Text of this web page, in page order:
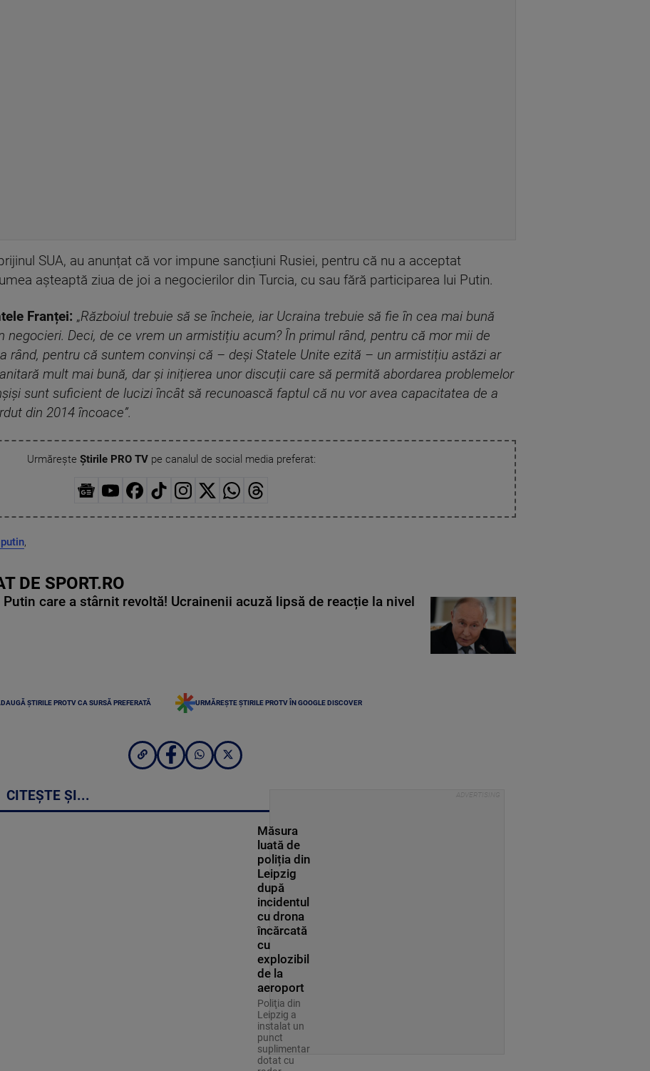
SUA, au anunțat că vor impune sancțiuni Rusiei, pentru că nu a acceptat
așteaptă ziua de joi a negocierilor din Turcia, cu sau fără participarea lui Putin.
Franței: „Războiul trebuie să se încheie, iar Ucraina trebuie să fie în cea mai bună
negocieri. Deci, de ce vrem un armistițiu acum? În primul rând, pentru că mor mii de
rând, pentru că suntem convinși că – deși Statele Unite ezită – un armistițiu astăzi ar
mult mai bună, dar și inițierea unor discuții care să permită abordarea problemelor
sunt suficient de lucizi încât să recunoască faptul că nu vor avea capacitatea de a
din 2014 încoace”.
Urmărește Știrile PRO TVpe canalul de social media preferat:
,
DE SPORT.RO
care a stârnit revoltă! Ucrainenii acuză lipsă de reacție la nivel
ȘTIRILE PROTV CA SURSĂ PREFERATĂ URMĂREȘTE ȘTIRILE PROTV ÎN GOOGLE DISCOVER
CITEȘTE ȘI...
Măsura
luată de
poliția din
Leipzig
după
incidentul
cu drona
încărcată
cu
explozibil
de la
aeroport
Poliţia din
Leipzig a
instalat un
punct
suplimentar
dotat cu